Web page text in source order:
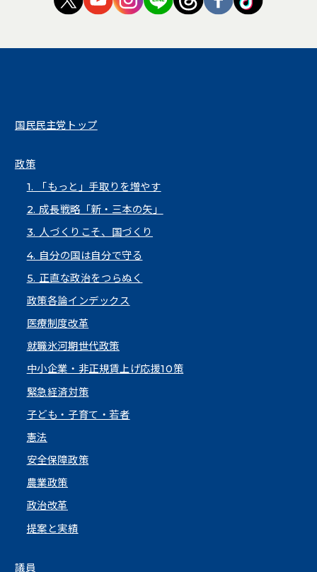
国民民主党トップ
政策
1. 「もっと」手取りを増やす
2. 成長戦略「新・三本の矢」
3. 人づくりこそ、国づくり
4. 自分の国は自分で守る
5. 正直な政治をつらぬく
政策各論インデックス
医療制度改革
就職氷河期世代政策
中小企業・非正規賃上げ応援10策
緊急経済対策
子ども・子育て・若者
憲法
安全保障政策
農業政策
政治改革
提案と実績
議員